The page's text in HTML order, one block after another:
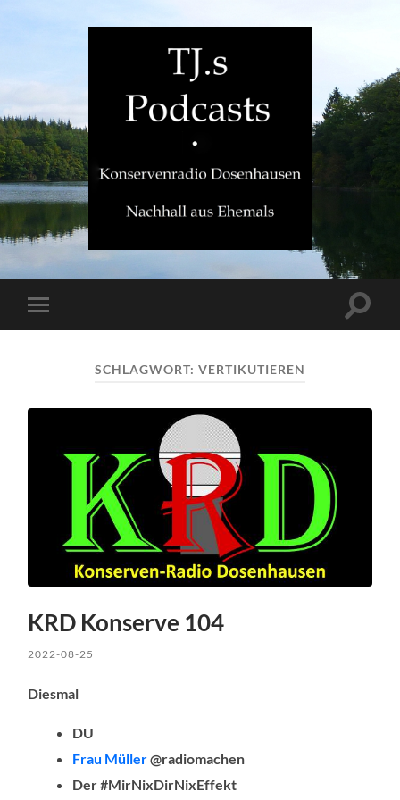
TJ.s
Mobile-
Menü
SCHLAGWORT: VERTIKUTIEREN
KRD Konserve 104
2022-08-25
Diesmal
DU
Frau Müller@radiomachen
Der #MirNixDirNixEffekt